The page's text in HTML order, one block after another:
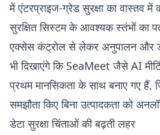
में एंटरप्राइज-ग्रेड सुरक्षा का वास्तव
सुरक्षित सिस्टम के आवश्यक स्तंभों का
एक्सेस कंट्रोल से लेकर अनुपालन और
भी दिखाएंगे कि SeaMeet जैसे AI
प्रथम मानसिकता के साथ बनाए गए हैं,
समझौता किए बिना उत्पादकता को
डेटा सुरक्षा चिंताओं की बढ़ती लहर